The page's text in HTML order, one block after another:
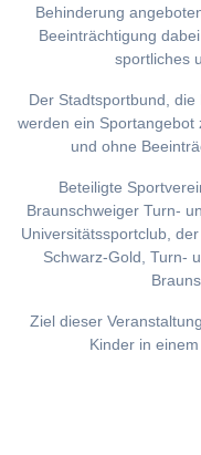
Behinderung
Beeinträchtigung
sportliches
Der Stadtsportbund,
werden ein Sportangebot
und ohne
Beteiligte
Braunschweiger Turn-
Universitätssportclub,
Schwarz-Gold, Turn-
Ziel dieser
Kinder in